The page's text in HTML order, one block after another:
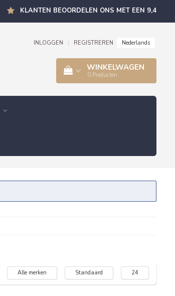
KLANTEN BEOORDELEN ONS MET EEN 9,4
INLOGGEN REGISTREREN Nederlands
WINKELWAGEN
0 Producten
Alle merken Standaard 24